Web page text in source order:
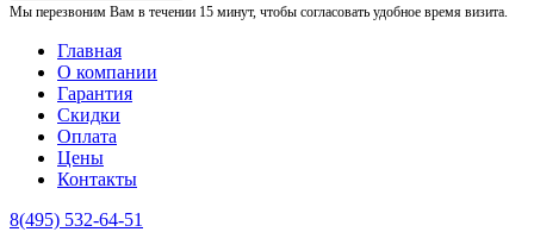
Мы перезвоним Вам в течении 15 минут, чтобы согласовать удобное время визита.
Главная
О компании
Гарантия
Скидки
Оплата
Цены
Контакты
8(495) 532-64-51